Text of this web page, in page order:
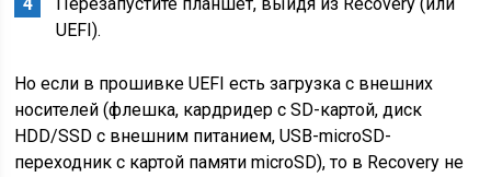
UEFI).
Но если в прошивке UEFI есть загрузка с внешних
носителей (флешка, кардридер с SD-картой, диск
HDD/SSD с внешним питанием, USB-microSD-
переходник с картой памяти microSD), то в Recovery не